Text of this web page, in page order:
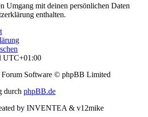
Umgang mit deinen persönlichen Daten
enthalten.
UTC+01:00
Software © phpBB Limited
durch phpBB.de
by INVENTEA & v12mike